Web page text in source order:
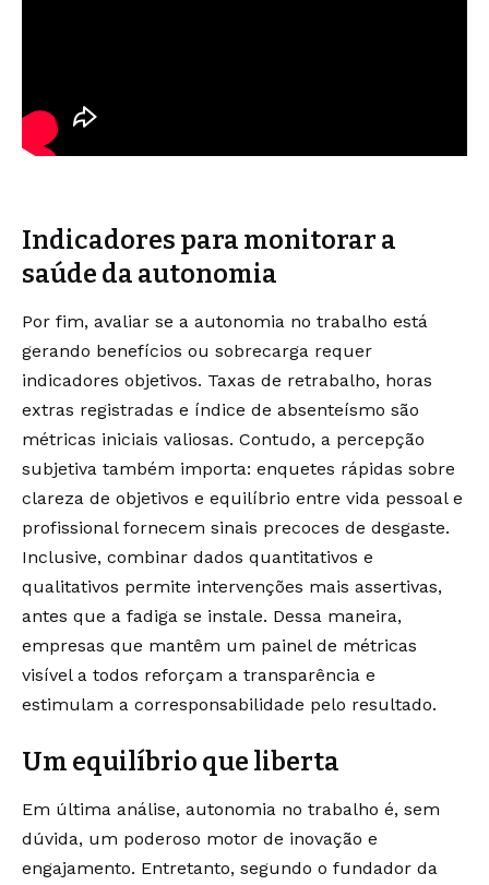
Indicadores para monitorar a
saúde da autonomia
Por fim, avaliar se a autonomia no trabalho está
gerando benefícios ou sobrecarga requer
indicadores objetivos. Taxas de retrabalho, horas
extras registradas e índice de absenteísmo são
métricas iniciais valiosas. Contudo, a percepção
subjetiva também importa: enquetes rápidas sobre
clareza de objetivos e equilíbrio entre vida pessoal e
profissional fornecem sinais precoces de desgaste.
Inclusive, combinar dados quantitativos e
qualitativos permite intervenções mais assertivas,
antes que a fadiga se instale. Dessa maneira,
empresas que mantêm um painel de métricas
visível a todos reforçam a transparência e
estimulam a corresponsabilidade pelo resultado.
Um equilíbrio que liberta
Em última análise, autonomia no trabalho é, sem
dúvida, um poderoso motor de inovação e
engajamento. Entretanto, segundo o fundador da